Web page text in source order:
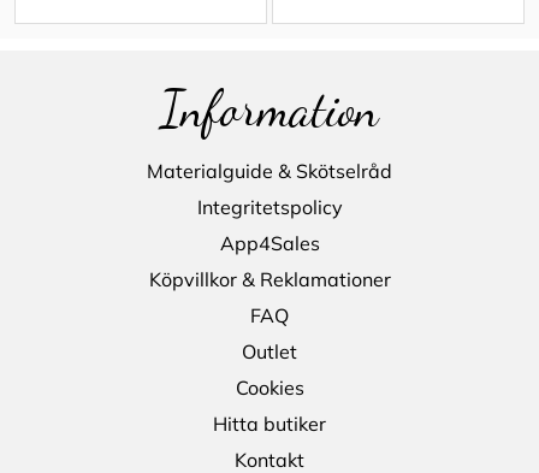
Information
Materialguide & Skötselråd
Integritetspolicy
App4Sales
Köpvillkor & Reklamationer
FAQ
Outlet
Cookies
Hitta butiker
Kontakt